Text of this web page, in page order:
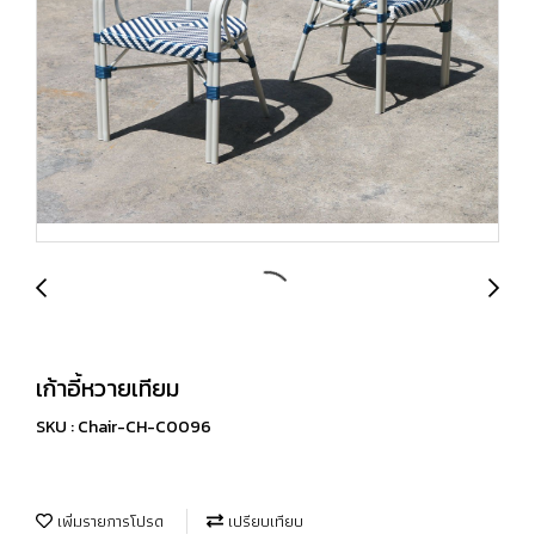
เก้าอี้หวายเทียม
SKU : Chair-CH-C0096
เพิ่มรายการโปรด เปรียบเทียบ